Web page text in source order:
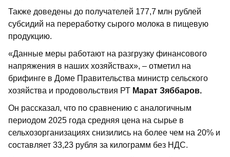
Также доведены до получателей 177,7 млн рублей
субсидий на переработку сырого молока в пищевую
продукцию.
«Данные меры работают на разгрузку финансового
напряжения в наших хозяйствах», – отметил на
брифинге в Доме Правительства министр сельского
хозяйства и продовольствия РТ Марат Зяббаров.
Он рассказал, что по сравнению с аналогичным
периодом 2025 года средняя цена на сырье в
сельхозорганизациях снизились на более чем на 20% и
составляет 33,23 рубля за килограмм без НДС.